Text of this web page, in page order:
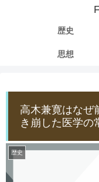
歴史
思想
高木兼寛はな
き崩した医学の
歴史